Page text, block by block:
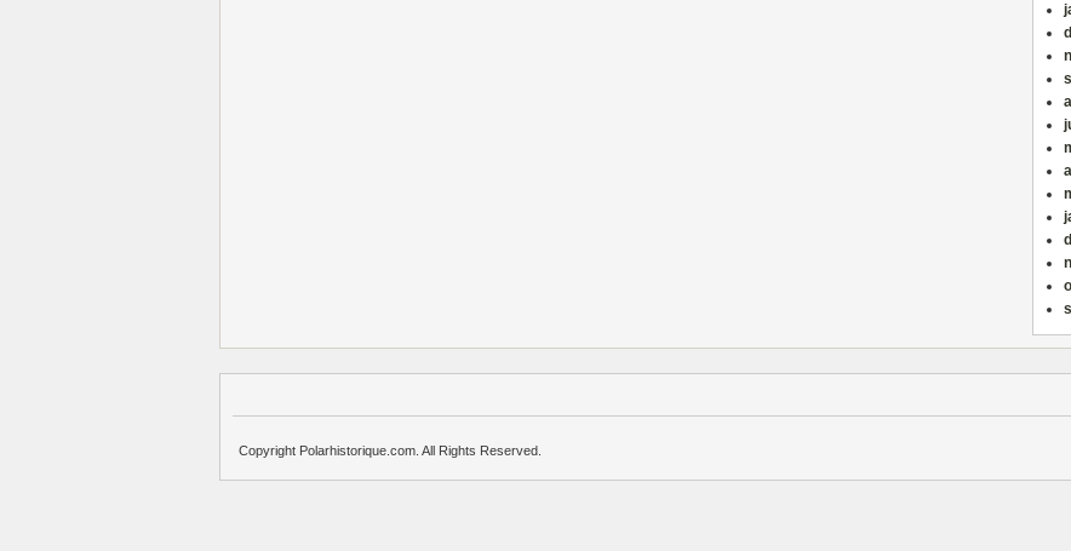
Copyright Polarhistorique.com. All Rights Reserved.